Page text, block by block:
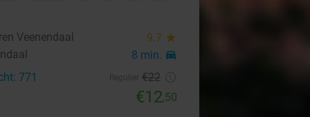
Veenendaal
9.7 star
8 min. directions_car
771 €22
€12,50